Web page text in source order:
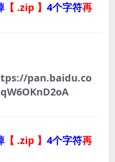
【 .zip 】 4个字符再
pan.baidu.co
【 .zip 】 4个字符再